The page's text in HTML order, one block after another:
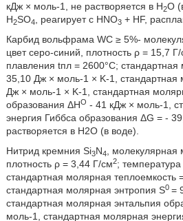
кДж × моль-1, не растворяется в Н2О
H2SO4 , реагирует с HNO3+ HF,
Карбид вольфрама WC ≥ 5%-
цвет серо-синий, плотность ρ = 15,7
плавления tпл = 2600°С; стандартная
35,10 Дж × моль-1 × K-1, стандартная
Дж × моль-1 × K-1, стандартная
образования ΔНO - 41 кДж × моль-1,
энергия Гиббса образования ΔG = -
растворяется в Н2О (в воде).
Нитрид кремния Si3N4
, молекулярная
плотность ρ = 3,44 Г/см2;
стандартная молярная теплоемкость
стандартная молярная энтропия S0 =
стандартная молярная энтальпия
моль-1, стандартная молярная